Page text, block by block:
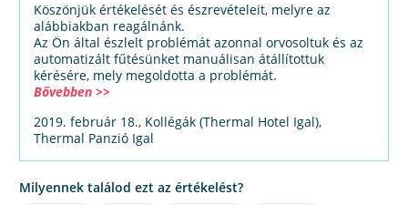
Köszönjük értékelését és észrevételeit, melyre az
alábbiakban reagálnánk.
Az Ön által észlelt problémát azonnal orvosoltuk és az
automatizált fűtésünket manuálisan átállítottuk
kérésére, mely megoldotta a problémát.
Bővebben >>
2019. február 18., Kollégák (Thermal Hotel Igal),
Thermal Panzió Igal
Milyennek találod ezt az értékelést?